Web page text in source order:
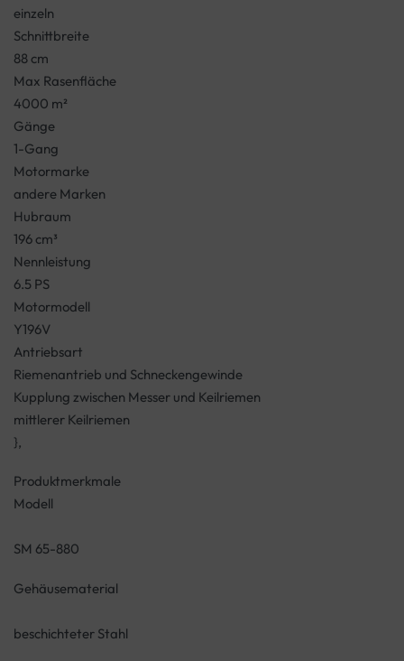
einzeln
Schnittbreite
88 cm
Max Rasenfläche
4000 m²
Gänge
1-Gang
Motormarke
andere Marken
Hubraum
196 cm³
Nennleistung
6.5 PS
Motormodell
Y196V
Antriebsart
Riemenantrieb und Schneckengewinde
Kupplung zwischen Messer und Keilriemen
mittlerer Keilriemen
},
Produktmerkmale
Modell
SM 65-880
Gehäusematerial
beschichteter Stahl